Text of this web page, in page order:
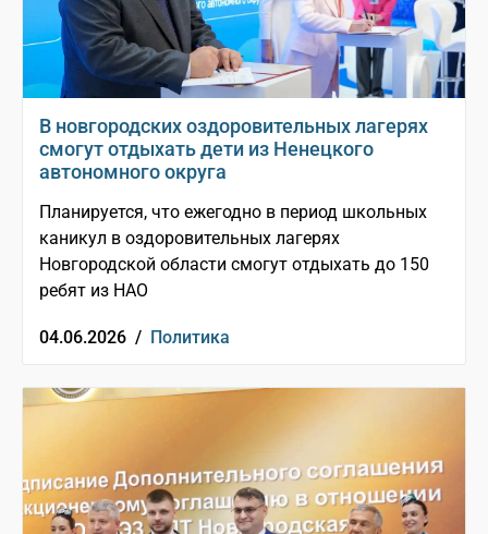
В новгородских оздоровительных лагерях
смогут отдыхать дети из Ненецкого
автономного округа
Планируется, что ежегодно в период школьных
каникул в оздоровительных лагерях
Новгородской области смогут отдыхать до 150
ребят из НАО
04.06.2026 / Политика